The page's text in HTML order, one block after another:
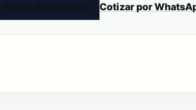
Cotizar por